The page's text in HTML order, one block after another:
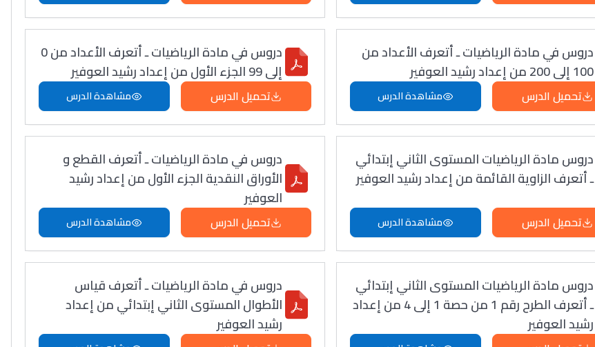
دروس في مادة الرياضيات ـ أتعرف الأعداد من
100 إلى 200 من إعداد رشيد العوفير
تحميل الدرس مشاهدة الدرس
دروس في مادة الرياضيات ـ أتعرف الأعداد من 0
إلى 99 الجزء الأول من إعداد رشيد العوفير
تحميل الدرس مشاهدة الدرس
دروس مادة الرياضيات المستوى الثاني إبتدائي
ـ أتعرف الزاوية القائمة من إعداد رشيد العوفير
تحميل الدرس مشاهدة الدرس
دروس في مادة الرياضيات ـ أتعرف القطع و
الأوراق النقدية الجزء الأول من إعداد رشيد
العوفير
تحميل الدرس مشاهدة الدرس
دروس مادة الرياضيات المستوى الثاني إبتدائي
ـ أتعرف الطرح رقم 1 من حصة 1 إلى 4 من إعداد
رشيد العوفير
دروس في مادة الرياضيات ـ أتعرف قياس
الأطوال المستوى الثاني إبتدائي من إعداد
رشيد العوفير